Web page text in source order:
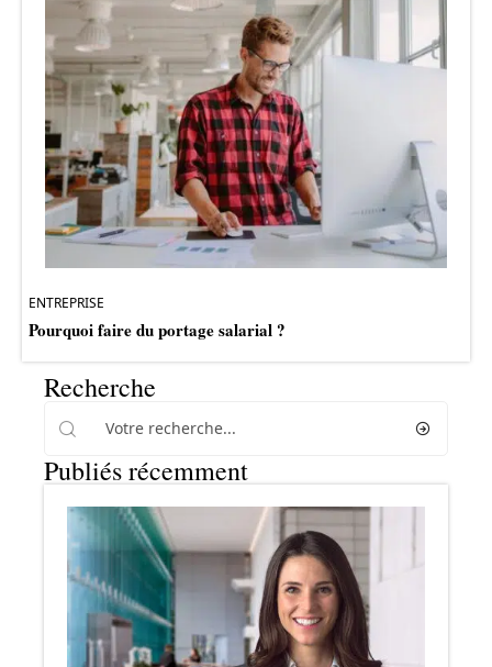
ENTREPRISE
Pourquoi faire du portage salarial ?
Recherche
Publiés récemment